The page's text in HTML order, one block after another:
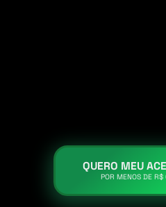
QUERO MEU
POR MENOS DE